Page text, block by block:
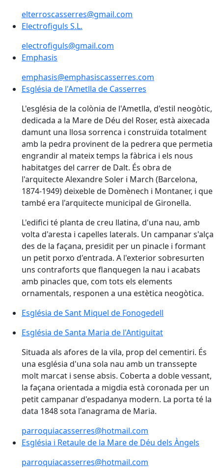
elterroscasserres@gmail.com
Electrofiguls S.L.
Electrofiguls S.L.
electrofiguls@gmail.com
Emphasis
Emphasis
emphasis@emphasiscasserres.com
Església de l'Ametlla de Casserres
Església de l'Ametlla de Casserres
L'església de la colònia de l'Ametlla, d'estil neogòtic,
dedicada a la Mare de Déu del Roser, està aixecada
damunt una llosa sorrenca i construïda totalment
amb la pedra provinent de la pedrera que permetia
engrandir al mateix temps la fàbrica i els nous
habitatges del carrer de Dalt. És obra de
l'arquitecte Alexandre Soler i March (Barcelona,
1874-1949) deixeble de Domènech i Montaner, i que
també era l'arquitecte municipal de Gironella.
L'edifici té planta de creu llatina, d'una nau, amb
volta d'aresta i capelles laterals. Un campanar s'alça
des de la façana, presidit per un pinacle i formant
un petit porxo d'entrada. A l'exterior sobresurten
uns contraforts que flanquegen la nau i acabats
amb pinacles que, com tots els elements
ornamentals, responen a una estètica neogòtica.
Església de Sant Miquel de Fonogedell
Església de Sant Miquel de Fonogedell
Església de Santa Maria de l'Antiguitat
Església de Santa Maria de l'Antiguitat
Situada als afores de la vila, prop del cementiri. És
una església d'una sola nau amb un transsepte
molt marcat i sense absis. Coberta a doble vessant,
la façana orientada a migdia està coronada per un
petit campanar d'espadanya modern. La porta té la
data 1848 sota l'anagrama de Maria.
parroquiacasserres@hotmail.com
Església i Retaule de la Mare de Déu dels Àngels
Església i Retaule de la Mare de Déu dels Àngels
parroquiacasserres@hotmail.com